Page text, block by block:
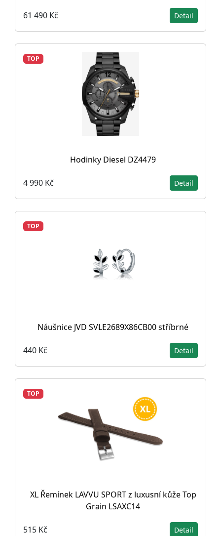
61 490 Kč Detail
TOP
Hodinky Diesel DZ4479
4 990 Kč Detail
TOP
Náušnice JVD SVLE2689X86CB00 stříbrné
440 Kč Detail
TOP
XL Řemínek LAVVU SPORT z luxusní kůže Top
Grain LSAXC14
515 Kč Detail